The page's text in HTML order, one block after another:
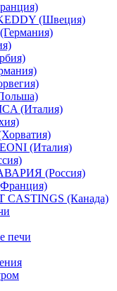
(Швеция)
(Италия)
(Италия)
(Россия)
CASTINGS (Канада)
печи